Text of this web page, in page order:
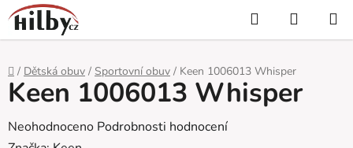
Přejít
na
obsah
Hledat
KOŠÍK
Domů
/ Dětská obuv / Sportovní obuv / Keen 1006013 Whisper
Keen 1006013 Whisper
Průměrné
Neohodnoceno Podrobnosti hodnocení